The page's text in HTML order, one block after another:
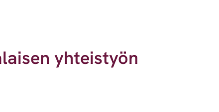
yhteistyön